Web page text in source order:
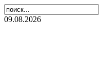
09.08.2026